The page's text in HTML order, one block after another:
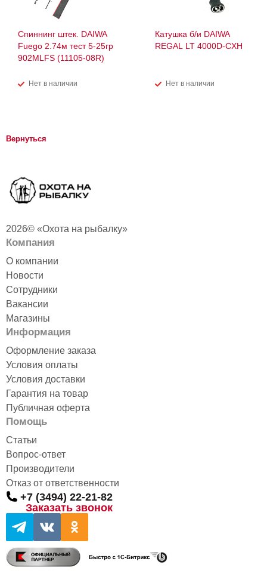
Спиннинг штек. DAIWA
Fuego 2.74м тест 5-25гр
902MLFS (11105-08R)
Нет в наличии
Катушка б/и DAIWA
REGAL LT 4000D-CXH
Нет в наличии
Вернуться
2026© «Охота на рыбалку»
Компания
О компании
Новости
Сотрудники
Вакансии
Магазины
Информация
Оформление заказа
Условия оплаты
Условия доставки
Гарантия на товар
Публичная оферта
Помощь
Статьи
Вопрос-ответ
Производители
Отказ от ответственности
+7 (3494) 22-21-82
Заказать звонок